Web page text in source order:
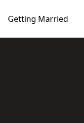
Getting Married